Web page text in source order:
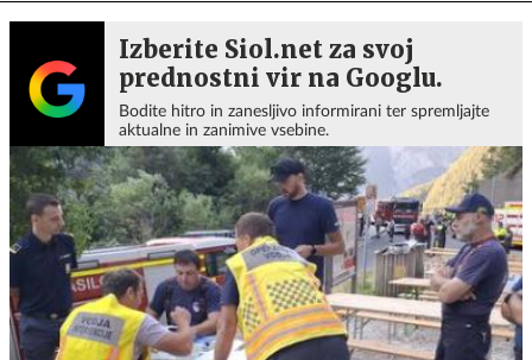
Izberite Siol.net za svoj
prednostni vir na Googlu.
Bodite hitro in zanesljivo informirani ter spremljajte
aktualne in zanimive vsebine.